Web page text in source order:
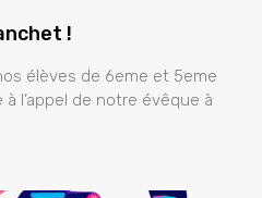
!
élèves de 6eme et 5eme
l’appel de notre évêque à